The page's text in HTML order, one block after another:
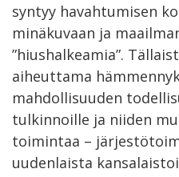
syntyy havahtumisen
minäkuvaan ja
”hiushalkeamia”.
aiheuttama
mahdollisuuden
tulkinnoille ja niiden
toimintaa –
uudenlaista